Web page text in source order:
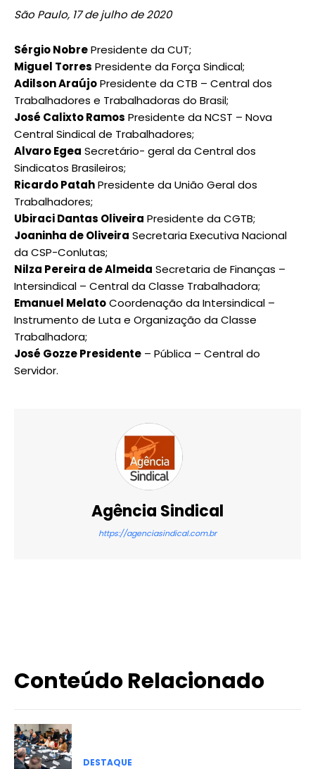
São Paulo, 17 de julho de 2020
Sérgio NobrePresidente da CUT;
Miguel Torres Presidente da Força Sindical;
Adilson AraújoPresidente da CTB – Central dos
Trabalhadores e Trabalhadoras do Brasil;
José Calixto Ramos Presidente da NCST – Nova
Central Sindical de Trabalhadores;
Alvaro Egea Secretário- geral da Central dos
Sindicatos Brasileiros;
Ricardo PatahPresidente da União Geral dos
Trabalhadores;
Ubiraci Dantas Oliveira Presidente da CGTB;
Joaninha de Oliveira Secretaria Executiva Nacional
da CSP-Conlutas;
Nilza Pereira de Almeida Secretaria de Finanças –
Intersindical – Central da Classe Trabalhadora;
Emanuel MelatoCoordenação da Intersindical –
Instrumento de Luta e Organização da Classe
Trabalhadora;
José Gozze Presidente – Pública – Central do
Servidor.
Agência Sindical
https://agenciasindical.com.br
Conteúdo Relacionado
DESTAQUE